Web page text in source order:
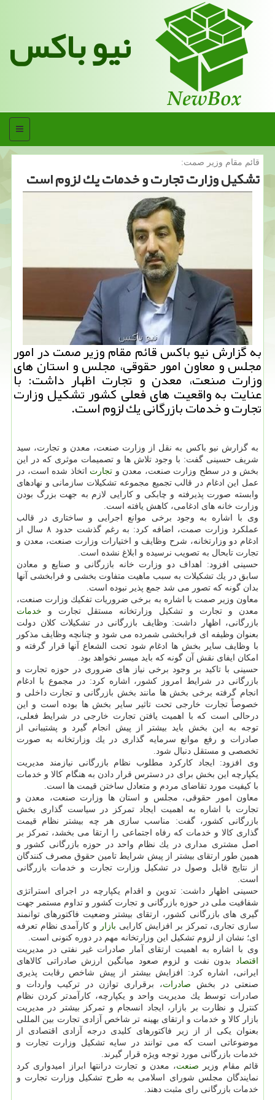
نیو باکس
منو
قائم مقام وزیر صمت:
تشكیل وزارت تجارت و خدمات یك لزوم است
به گزارش نیو باكس قائم مقام وزیر صمت در امور
مجلس و معاون امور حقوقی، مجلس و استان های
وزارت صنعت، معدن و تجارت اظهار داشت: با
عنایت به واقعیت های فعلی كشور تشكیل وزارت
تجارت و خدمات بازرگانی یك لزوم است.
به گزارش نیو باكس به نقل از وزارت صنعت، معدن و تجارت، سید
شریف حسینی گفت: با وجود تلاش ها و تصمیمات موثری كه در این
بخش و در سطح وزارت صنعت، معدن و تجارت اتخاذ شده است، در
عمل این ادغام در قالب تجمیع مجموعه تشكیلات سازمانی و نهادهای
وابسته صورت پذیرفته و چابكی و كارایی لازم به جهت بزرگ بودن
وزارت خانه های ادغامی، كاهش یافته است.
وی با اشاره به وجود برخی موانع اجرایی و ساختاری در قالب
عملكرد وزارت صمت، اضافه كرد: به رغم گذشت حدود ۸ سال از
ادغام دو وزارتخانه، شرح وظایف و اختیارات وزارت صنعت، معدن و
تجارت تابحال به تصویب نرسیده و ابلاغ نشده است.
حسینی افزود: اهداف دو وزارت خانه بازرگانی و صنایع و معادن
سابق در یك تشكیلات به سبب ماهیت متفاوت بخشی و فرابخشی آنها
بدان گونه كه تصور می شد جمع پذیر نبوده است.
معاون وزیر صمت با اشاره به برخی ضروریات تفكیك وزارت صنعت،
معدن و تجارت و تشكیل وزارتخانه مستقل تجارت و خدمات
بازرگانی، اظهار داشت: وظایف بازرگانی در تشكیلات كلان دولت
بعنوان وظیفه ای فرابخشی شمرده می شود و چنانچه وظایف مذكور
با وظایف سایر بخش ها ادغام شود تحت الشعاع آنها قرار گرفته و
امكان ایفای نقش آن گونه كه باید میسر نخواهد بود.
حسینی با تاكید بر وجود برخی نیاز های ضروری در حوزه تجارت و
بازرگانی در شرایط امروز كشور، اشاره كرد: در مجموع با ادغام
انجام گرفته برخی بخش ها مانند بخش بازرگانی و تجارت داخلی و
خصوصاً تجارت خارجی تحت تاثیر سایر بخش ها بوده است و این
درحالی است كه با اهمیت یافتن تجارت خارجی در شرایط فعلی،
توجه به این بخش باید بیشتر از پیش انجام گیرد و پشتیبانی از
صادرات و رفع موانع سرمایه گذاری در یك وزارتخانه به صورت
تخصصی و مستقل دنبال شود.
وی افزود: ایجاد كاركرد مطلوب نظام بازرگانی نیازمند مدیریت
یكپارچه این بخش برای در دسترس قرار دادن به هنگام كالا و خدمات
با كیفیت مورد تقاضای مردم و متعادل ساختن قیمت ها است.
معاون امور حقوقی، مجلس و استان ها وزارت صنعت، معدن و
تجارت با اشاره به اهمیت ایجاد تمركز در سیاست گذاری بخش
بازرگانی كشور، گفت: مناسب سازی هر چه بیشتر نظام قیمت
گذاری كالا و خدمات كه رفاه اجتماعی را ارتقا می بخشد، تمركز بر
اصل مشتری مداری در یك نظام واحد در حوزه بازرگانی كشور و
همین طور ارتقای بیشتر از پیش شرایط تامین حقوق مصرف كنندگان
از نتایج قابل وصول در تشكیل وزارت تجارت و خدمات بازرگانی
است.
حسینی اظهار داشت: تدوین و اقدام یكپارچه در اجرای استراتژی
شفافیت ملی در حوزه بازرگانی و تجارت كشور و تداوم مستمر جهت
گیری های بازرگانی كشور، ارتقای بیشتر وضعیت فاكتورهای توانمند
سازی تجاری، تمركز بر افزایش كارایی بازار
و كارآمدی نظام تعرفه
ای؛ نشان از لزوم تشكیل این وزارتخانه مهم در دوره كنونی است.
وی با اشاره به اهمیت ارتقای آمار صادرات غیر نفتی در مدیریت
اقتصاد
بدون نفت و لزوم صعود میانگین ارزش صادراتی كالاهای
ایرانی، اشاره كرد: افزایش بیشتر از پیش شاخص رقابت پذیری
صنعتی در بخش صادرات، برقراری توازن در تركیب واردات و
صادرات توسط یك مدیریت واحد و یكپارچه، كارآمدتر كردن نظام
كنترل و نظارت بر بازار، ایجاد انسجام و تمركز بیشتر در مدیریت
بازار كالا و خدمات و ارتقای بهینه تر شاخص آزادی تجارت بین المللی
بعنوان یكی از از زیر فاكتورهای كلیدی درجه آزادی اقتصادی از
موضوعاتی است كه می توانند در سایه تشكیل وزارت تجارت و
خدمات بازرگانی مورد توجه ویژه قرار گیرند.
قائم مقام وزیر صنعت، معدن و تجارت درانتها ابراز امیدواری كرد
نمایندگان مجلس شورای اسلامی به طرح تشكیل وزارت تجارت و
خدمات بازرگانی رای مثبت دهند.